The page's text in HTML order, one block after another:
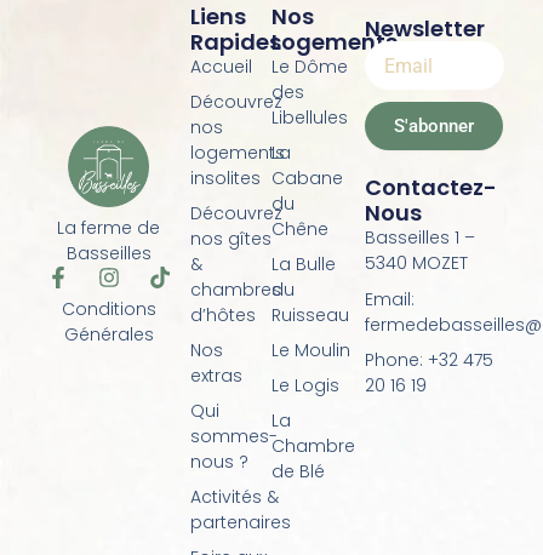
La ferme de
Basseilles
F
a
c
e
I
n
s
t
T
Conditions
Générales
Nos
Logements
Le Dôme
des
Libellules
La
Cabane
du
Chêne
La Bulle
du
Ruisseau
Le Moulin
Le Logis
La
Chambre
de Blé
Liens
Rapides
Accueil
Découvrez
nos
logements
insolites
Découvrez
nos gîtes
&
chambres
d’hôtes
Nos
extras
Qui
sommes-
nous ?
Activités &
partenaires
Newsletter
S'abonner
Contactez-
Nous
Basseilles 1 –
5340 MOZET
Email:
Phone: +32 475
20 16 19